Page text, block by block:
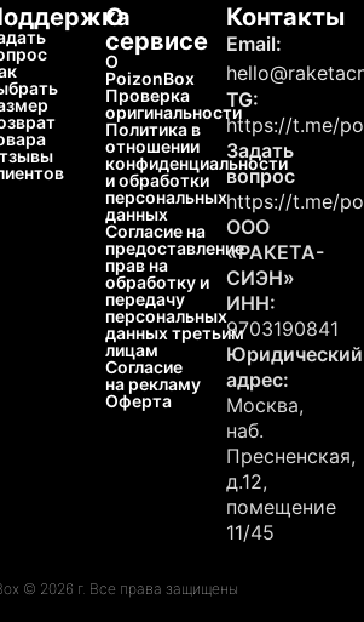
О
сервисе
О
PoizonBox
Проверка
оригинальности
Политика в
отношении
конфиденциальности
и обработки
персональных
данных
Согласие на
предоставление
прав на
обработку и
передачу
персональных
данных третьим
лицам
Согласие
на рекламу
Оферта
Контакты
Email:
TG:
https://t.me/
Задать
вопрос
https://t.me/
ООО
«РАКЕТА-
СИЭН»
ИНН:
9703190841
Юридический
адрес:
Москва,
наб.
Пресненская,
д.12,
помещение
11/45
© 2026 г. Все права защищены